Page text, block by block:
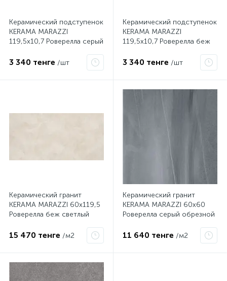
Керамический подступенок
KERAMA MARAZZI
119,5х10,7 Роверелла серый
3 340 тенге /шт
Керамический подступенок
KERAMA MARAZZI
119,5х10,7 Роверелла беж
3 340 тенге /шт
Керамический гранит
KERAMA MARAZZI 60х119,5
Роверелла беж светлый
15 470 тенге /м2
Керамический гранит
KERAMA MARAZZI 60х60
Роверелла серый обрезной
11 640 тенге /м2